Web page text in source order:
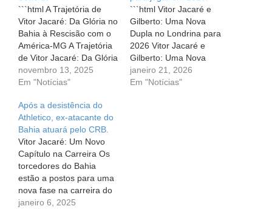
```html A Trajetória de
Vitor Jacaré: Da Glória no
Bahia à Rescisão com o
América-MG A Trajetória
de Vitor Jacaré: Da Glória
no Bahia à Rescisão com
o América-MG Vitor
conquistou o coração da
torcida tricolor do Bahia,
atravessou um período
difícil em sua carreira
após…
novembro 13, 2025
Em "Notícias"
```html Vitor Jacaré e
Gilberto: Uma Nova
Dupla no Londrina para
2026 Vitor Jacaré e
Gilberto: Uma Nova
Dupla no Londrina para
2026 A emoção no
janeiro 21, 2026
Em "Notícias"
Após a desistência do
Athletico, ex-atacante do
Bahia atuará pelo CRB.
Vitor Jacaré: Um Novo
Capítulo na Carreira Os
torcedores do Bahia
estão a postos para uma
nova fase na carreira do
atacante Vitor Jacaré.
janeiro 6, 2025